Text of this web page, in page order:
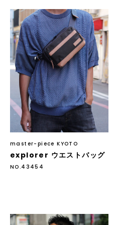
master-piece KYOTO
explorer ウエストバッグ
NO.43454